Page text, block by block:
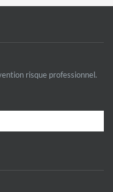
risque professionnel.